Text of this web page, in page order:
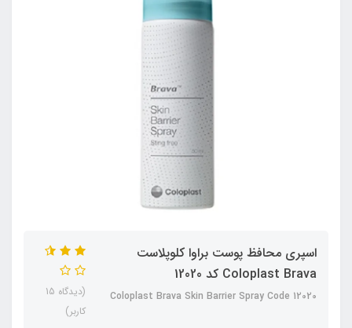
اسپری محافظ پوست براوا کلوپلاست
Coloplast Brava کد 12020
Coloplast Brava Skin Barrier Spray Code 12020
(دیدگاه 15
کاربر)